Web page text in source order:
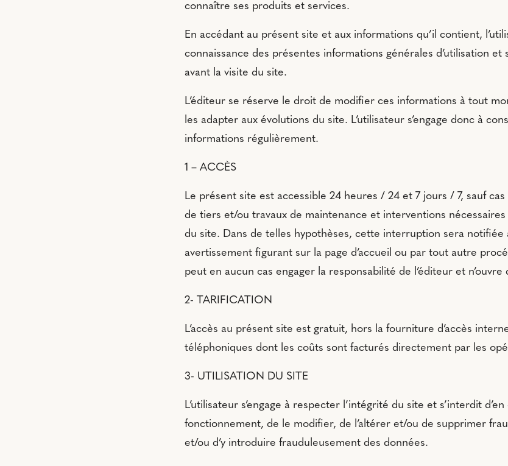
connaître ses produits et services.
En accédant au présent site et aux informations qu’il contient,
connaissance des présentes informations générales d’utilisation et
avant la visite du site.
L’éditeur se réserve le droit de modifier ces informations à tout
les adapter aux évolutions du site. L’utilisateur s’engage donc à
informations régulièrement.
1 – ACCÈS
Le présent site est accessible 24 heures / 24 et 7 jours / 7, sauf
de tiers et/ou travaux de maintenance et interventions
du site. Dans de telles hypothèses, cette interruption sera notifiée
avertissement figurant sur la page d’accueil ou par tout autre
peut en aucun cas engager la responsabilité de l’éditeur et
2- TARIFICATION
L’accès au présent site est gratuit, hors la fourniture d’accès
téléphoniques dont les coûts sont facturés directement par les
3- UTILISATION DU SITE
L’utilisateur s’engage à respecter l’intégrité du site et s’interdit
fonctionnement, de le modifier, de l’altérer et/ou de supprimer
et/ou d’y introduire frauduleusement des données.